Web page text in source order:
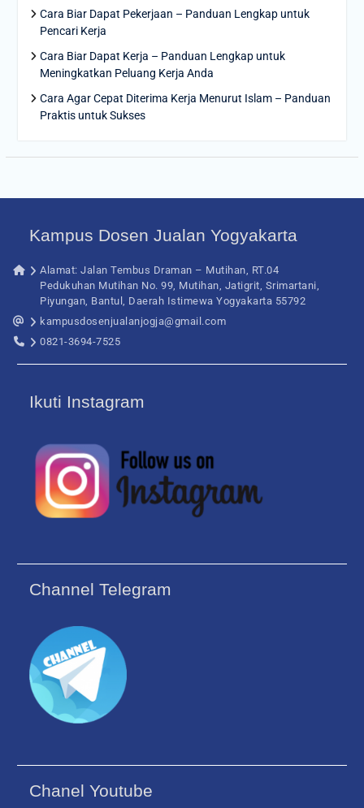
Cara Biar Dapat Pekerjaan – Panduan Lengkap untuk
Pencari Kerja
Cara Biar Dapat Kerja – Panduan Lengkap untuk
Meningkatkan Peluang Kerja Anda
Cara Agar Cepat Diterima Kerja Menurut Islam – Panduan
Praktis untuk Sukses
Kampus Dosen Jualan Yogyakarta
Alamat: Jalan Tembus Draman – Mutihan, RT.04
Pedukuhan Mutihan No. 99, Mutihan, Jatigrit, Srimartani,
Piyungan, Bantul, Daerah Istimewa Yogyakarta 55792
kampusdosenjualanjogja@gmail.com
0821-3694-7525
Ikuti Instagram
Channel Telegram
Chanel Youtube